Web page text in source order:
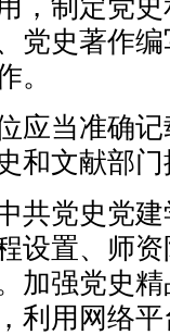
，制定党
党史著作
。
当准确记
和文献部
党史党建
设置、师
加强党史
利用网络